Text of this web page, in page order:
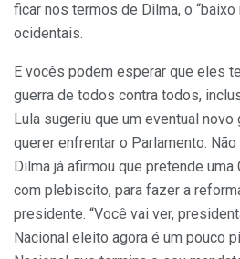
ficar nos termos de Dilma, o
ocidentais.
E vocês podem esperar que eles
guerra de todos contra todos,
Lula sugeriu que um eventual
querer enfrentar o Parlamento.
Dilma já afirmou que pretende
com plebiscito, para fazer a
presidente. “Você vai ver,
Nacional eleito agora é um pouco